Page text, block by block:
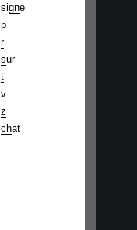
signe
p
r
sur
t
v
z
chat